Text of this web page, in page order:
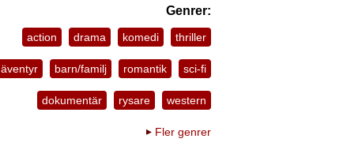
Genrer:
action drama komedi thriller
äventyr barn/familj romantik sci-fi
dokumentär rysare western
Fler genrer